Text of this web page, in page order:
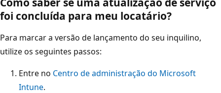
foi concluída para meu locatário?
Para marcar a versão de lançamento do seu inquilino,
utilize os seguintes passos:
Entre no Centro de administração do Microsoft
Intune.